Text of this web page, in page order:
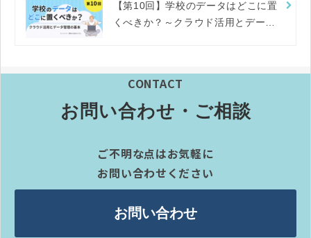
【第10回】学校のデータはどこに置
くべきか？～クラウド活用とデータ
CONTACT
お問い合わせ・ご相談
ご不明な点はお気軽に
お問い合わせください
お問い合わせ